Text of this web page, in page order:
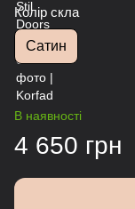
Колір скла
Сатин
В наявності
4 650 грн